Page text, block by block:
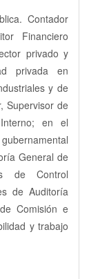
Contador
Financiero
privado y
privada en
y de
Supervisor de
en el
General de
de Control
de Auditoría
Comisión e
y trabajo